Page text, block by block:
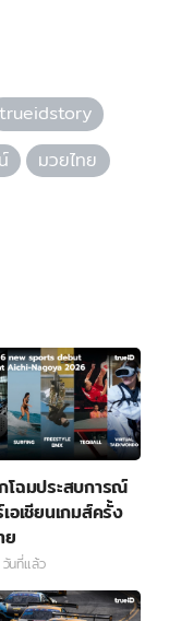
trueidstory
มวยไทย
โฉมประสบการณ์
อเชียนเกมส์ครั้ง
ย
นที่แล้ว